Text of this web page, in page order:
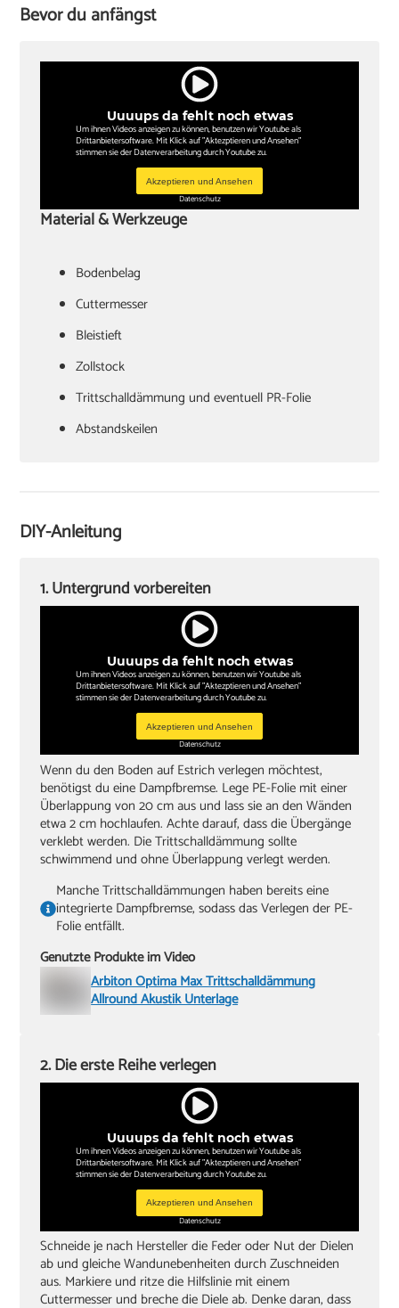
Bevor du anfängst
Uuuups da fehlt noch etwas
Um ihnen Videos anzeigen zu können, benutzen wir Youtube als
Drittanbietersoftware. Mit Klick auf "Aktezptieren und Ansehen"
stimmen sie der Datenverarbeitung durch Youtube zu.
Akzeptieren und Ansehen
Datenschutz
Material & Werkzeuge
Bodenbelag
Cuttermesser
Bleistieft
Zollstock
Trittschalldämmung und eventuell PR-Folie
Abstandskeilen
Winkel
Stichsäge und Kappsäge
DIY-Anleitung
Uuuups da fehlt noch etwas
Um ihnen Videos anzeigen zu können, benutzen wir Youtube als
Drittanbietersoftware. Mit Klick auf "Aktezptieren und Ansehen"
stimmen sie der Datenverarbeitung durch Youtube zu.
Akzeptieren und Ansehen
Datenschutz
1. Untergrund vorbereiten
Wenn du den Boden auf Estrich verlegen möchtest,
benötigst du eine Dampfbremse. Lege PE-Folie mit einer
Überlappung von 20 cm aus und lass sie an den Wänden
etwa 2 cm hochlaufen. Achte darauf, dass die Übergänge
verklebt werden. Die Trittschalldämmung sollte
schwimmend und ohne Überlappung verlegt werden.
Manche Trittschalldämmungen haben bereits eine
integrierte Dampfbremse, sodass das Verlegen der PE-
Folie entfällt.
Genutzte Produkte im Video
Arbiton Optima Max Trittschalldämmung
Allround Akustik Unterlage
Uuuups da fehlt noch etwas
Um ihnen Videos anzeigen zu können, benutzen wir Youtube als
Drittanbietersoftware. Mit Klick auf "Aktezptieren und Ansehen"
stimmen sie der Datenverarbeitung durch Youtube zu.
Akzeptieren und Ansehen
Datenschutz
2. Die erste Reihe verlegen
Schneide je nach Hersteller die Feder oder Nut der Dielen
ab und gleiche Wandunebenheiten durch Zuschneiden
aus. Markiere und ritze die Hilfslinie mit einem
Cuttermesser und breche die Diele ab. Denke daran, dass